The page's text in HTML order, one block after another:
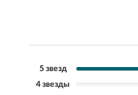
5 звезд
4 звезды